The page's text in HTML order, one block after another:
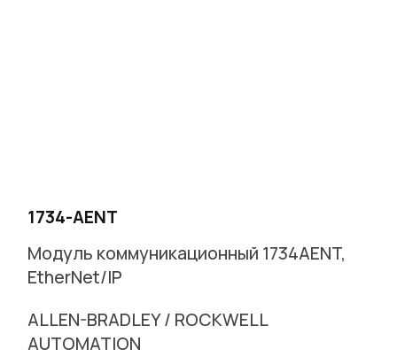
1734-AENT
Модуль коммуникационный 1734AENT,
EtherNet/IP
ALLEN-BRADLEY / ROCKWELL
AUTOMATION